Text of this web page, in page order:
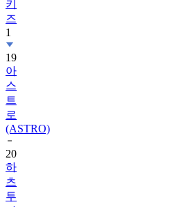
1
19
아
스
트
로
(ASTRO)
20
하
츠
투
하
츠